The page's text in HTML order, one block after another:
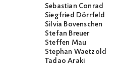
Sebastian Conrad
Siegfried Dörrfeld
Silvia Bovenschen
Stefan Breuer
Steffen Mau
Stephan Waetzold
Tadao Araki